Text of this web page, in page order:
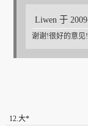
Liwen 于
谢谢!很好的意见!
12.大*